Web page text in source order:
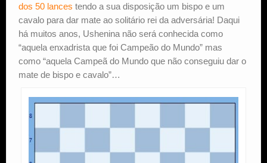
dos 50 lances tendo a sua disposição um bispo e um
cavalo para dar mate ao solitário rei da adversária! Daqui
há muitos anos, Ushenina não será conhecida como
“aquela enxadrista que foi Campeão do Mundo” mas
como “aquela Campeã do Mundo que não conseguiu dar o
mate de bispo e cavalo”…